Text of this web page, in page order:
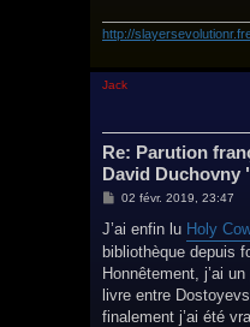
http://
Jack
Re: Parution
David Duchovny
M
s
a
g
e
02 févr. 2019, 23:47
J’ai enfin lu Holy
bibliothèque depuis
Honnêtement, j’ai
livre entre
finalement j’ai été